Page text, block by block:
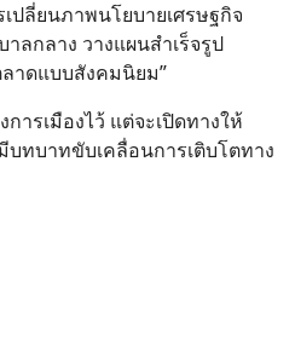
ปลี่ยนภาพนโยบายเศรษฐกิจ
ลกลาง วางแผนสำเร็จรูป
าดแบบสังคมนิยม”
ารเมืองไว้ แต่จะเปิดทางให้
บทบาทขับเคลื่อนการเติบโตทาง